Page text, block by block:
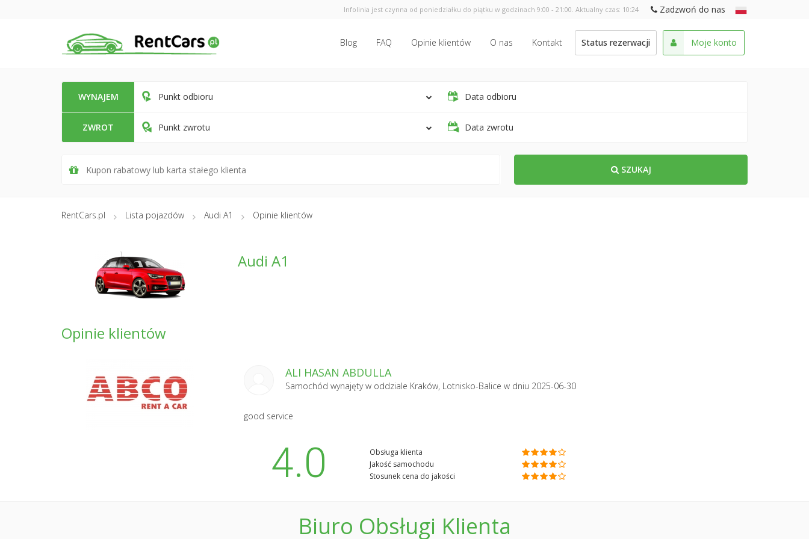
Infolinia jest czynna od poniedziałku do piątku w godzinach 9:00 - 21:00. Aktualny czas: 10:24 Zadzwoń do nas
Blog FAQ Opinie klientów O nas Kontakt Status rezerwacji Moje konto
WYNAJEM Punkt odbioru Data odbioru
ZWROT Punkt zwrotu Data zwrotu
SZUKAJ
RentCars.pl Lista pojazdów Audi A1 Opinie klientów
Audi A1
Opinie klientów
ALI HASAN ABDULLA
Samochód wynajęty w oddziale Kraków, Lotnisko-Balice w dniu 2025-06-30
good service
4.0
Obsługa klienta
Jakość samochodu
Stosunek cena do jakości
Biuro Obsługi Klienta